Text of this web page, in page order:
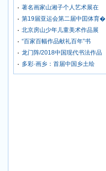
著名画家山湘子个人艺术展在
第19届亚运会第二届中囯体育�
北京房山少年儿童美术作品展
“百家百幅作品献礼百年”书
龙门阵/2018中国现代书法作品
多彩·画乡：首届中国乡土绘